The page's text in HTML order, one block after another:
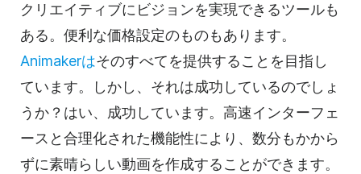
クリエイティブにビジョンを実現できるツールも
ある。便利な価格設定のものもあります。
Animakerはそのすべてを提供することを目指し
ています。しかし、それは成功しているのでしょ
うか？はい、成功しています。高速インターフェ
ースと合理化された機能性により、数分もかから
ずに素晴らしい動画を作成することができます。